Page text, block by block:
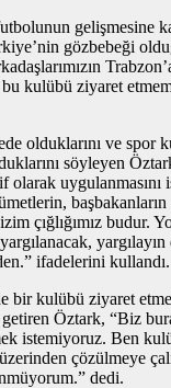
gelişmesine
gözbebeği
kulübü ziyaret
olduklarını ve spor
söyleyen
olarak
çığlığımız budur.
ifadelerini kullandı.
bir kulübü ziyaret
Öztark, “Biz
istemiyoruz. Ben
çözülmeye
dedi.